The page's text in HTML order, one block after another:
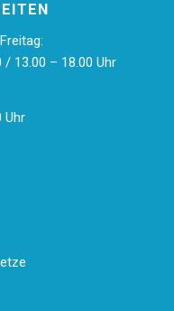
/ 13.00 – 18.00 Uhr
Uhr